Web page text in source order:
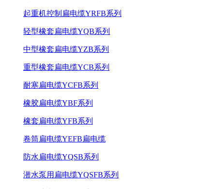
起重机控制扁电缆YRFB系列
轻型橡套扁电缆YQB系列
中型橡套扁电缆YZB系列
重型橡套扁电缆YCB系列
耐寒扁电缆YCFB系列
橡胶扁电缆YBF系列
橡套扁电缆YFB系列
卷筒扁电缆YEFB扁电缆
防水扁电缆YQSB系列
潜水泵用扁电缆YQSFB系列